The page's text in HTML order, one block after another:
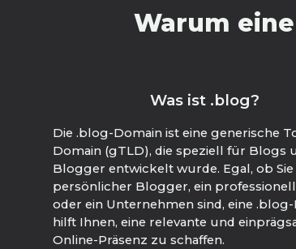
Warum
Was ist .blog?
Die .blog-Domain ist eine generische
Domain (gTLD), die speziell für Blogs
Blogger entwickelt wurde. Egal, ob Sie
persönlicher Blogger, ein
oder ein Unternehmen sind, eine
hilft Ihnen, eine relevante und
Online-Präsenz zu schaffen.